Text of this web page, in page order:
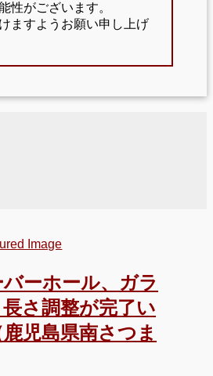
性がございます。
ますようお願い申し上げ
ーホール、ガラ
さ調整が完了い
児島県南さつま